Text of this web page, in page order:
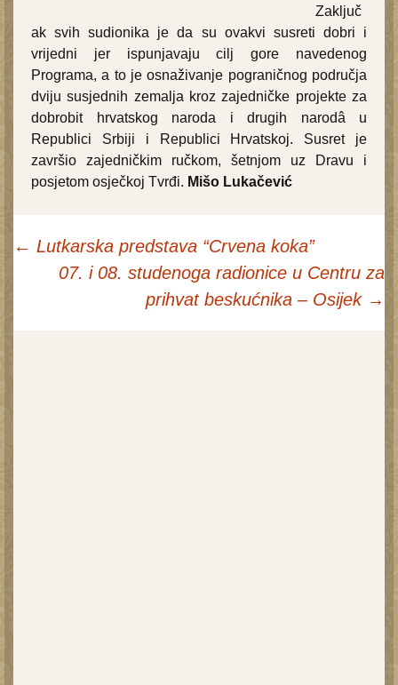
Zaključ
ak svih sudionika je da su ovakvi susreti dobri i
vrijedni jer ispunjavaju cilj gore navedenog
Programa, a to je osnaživanje pograničnog područja
dviju susjednih zemalja kroz zajedničke projekte za
dobrobit hrvatskog naroda i drugih narodâ u
Republici Srbiji i Republici Hrvatskoj. Susret je
završio zajedničkim ručkom, šetnjom uz Dravu i
posjetom osječkoj Tvrđi. Mišo Lukačević
Navigacija
← Lutkarska predstava “Crvena koka”
07. i 08. studenoga radionice u Centru za
prihvat beskućnika – Osijek →